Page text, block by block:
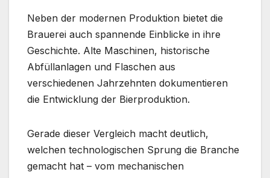
Neben der modernen Produktion bietet die
Brauerei auch spannende Einblicke in ihre
Geschichte. Alte Maschinen, historische
Abfüllanlagen und Flaschen aus
verschiedenen Jahrzehnten dokumentieren
die Entwicklung der Bierproduktion.
Gerade dieser Vergleich macht deutlich,
welchen technologischen Sprung die Branche
gemacht hat – vom mechanischen